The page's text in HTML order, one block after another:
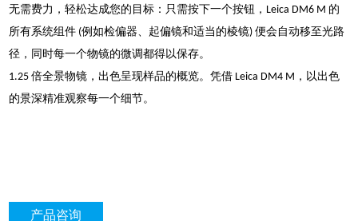
无需费力，轻松达成您的目标：只需按下一个按钮，Leica DM6 M 的
所有系统组件 (例如检偏器、起偏镜和适当的棱镜) 便会自动移至光路
径，同时每一个物镜的微调都得以保存。
1.25 倍全景物镜，出色呈现样品的概览。凭借 Leica DM4 M，以出色
的景深精准观察每一个细节。
产品咨询